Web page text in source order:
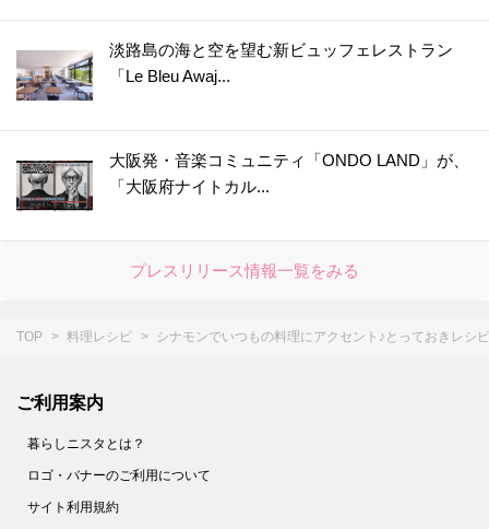
淡路島の海と空を望む新ビュッフェレストラン
「Le Bleu Awaj...
大阪発・音楽コミュニティ「ONDO LAND」が、
「大阪府ナイトカル...
プレスリリース情報一覧をみる
TOP 料理レシピ シナモンでいつもの料理にアクセント♪とっておきレシ
ご利用案内
暮らしニスタとは？
ロゴ・バナーのご利用について
サイト利用規約